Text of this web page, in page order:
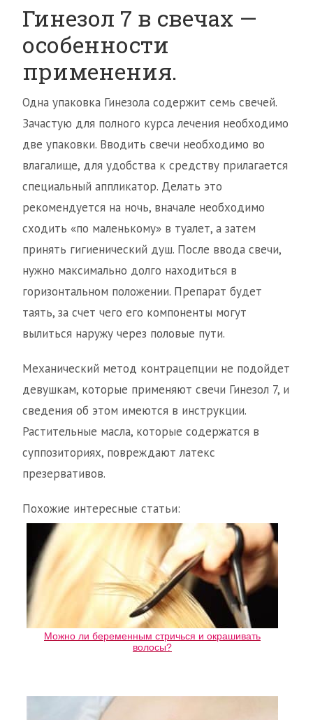
Гинезол 7 в свечах —
особенности
применения.
Одна упаковка Гинезола содержит семь свечей.
Зачастую для полного курса лечения необходимо
две упаковки. Вводить свечи необходимо во
влагалище, для удобства к средству прилагается
специальный аппликатор. Делать это
рекомендуется на ночь, вначале необходимо
сходить «по маленькому» в туалет, а затем
принять гигиенический душ. После ввода свечи,
нужно максимально долго находиться в
горизонтальном положении. Препарат будет
таять, за счет чего его компоненты могут
вылиться наружу через половые пути.
Механический метод контрацепции не подойдет
девушкам, которые применяют свечи Гинезол 7, и
сведения об этом имеются в инструкции.
Растительные масла, которые содержатся в
суппозиториях, повреждают латекс
презервативов.
Похожие интересные статьи:
Можно ли беременным стричься и окрашивать
волосы?